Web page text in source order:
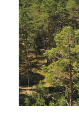
Dla drwala
Leśnik na
Z
Edukacja
Lasy